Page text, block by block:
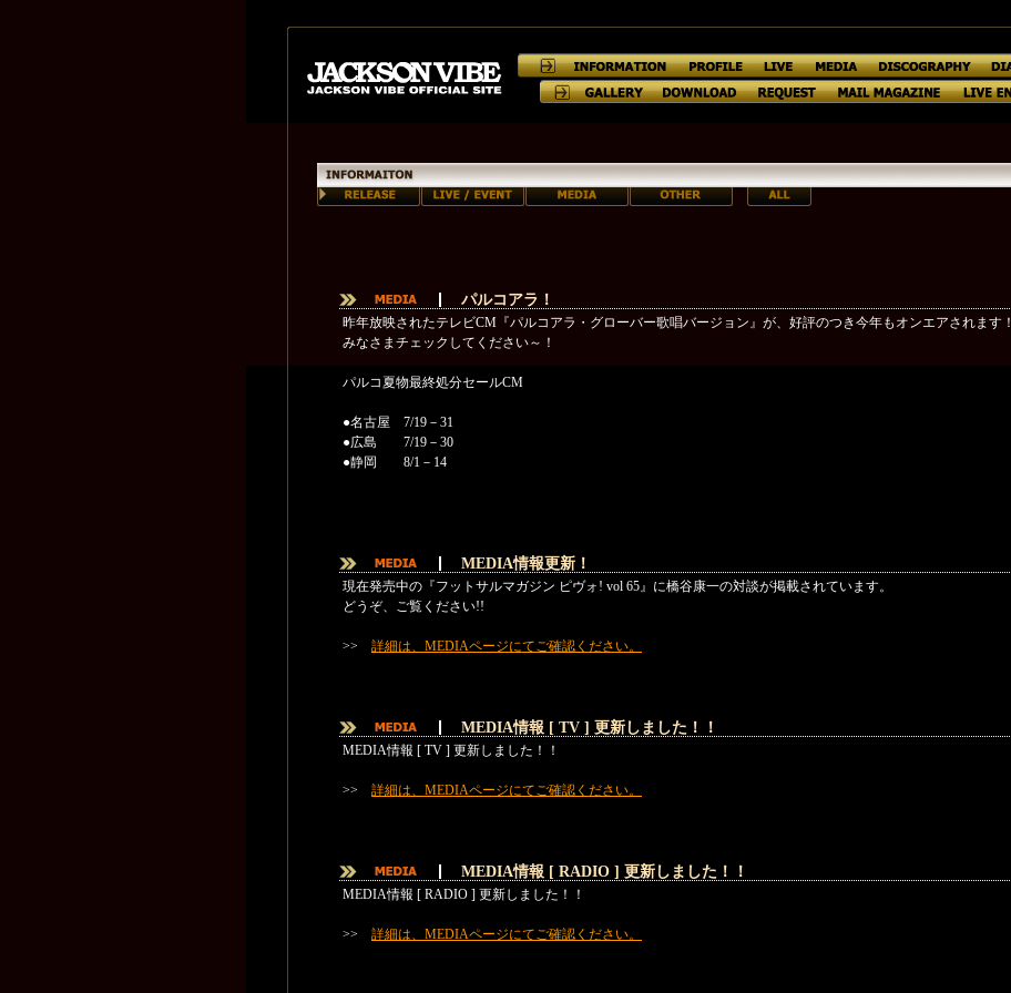
パルコアラ！
昨年放映されたテレビCM『パルコアラ・グローバー歌唱バージョン』が、好評のつき今年もオンエアされます！
みなさまチェックしてください～！
パルコ夏物最終処分セールCM
●名古屋 7/19－31
●広島 7/19－30
●静岡 8/1－14
MEDIA情報更新！
現在発売中の『フットサルマガジン ピヴォ! vol 65』に橋谷康一の対談が掲載されています。
どうぞ、ご覧ください!!
>> 詳細は、MEDIAページにてご確認ください。
MEDIA情報 [ TV ] 更新しました！！
MEDIA情報 [ TV ] 更新しました！！
>> 詳細は、MEDIAページにてご確認ください。
MEDIA情報 [ RADIO ] 更新しました！！
MEDIA情報 [ RADIO ] 更新しました！！
>> 詳細は、MEDIAページにてご確認ください。